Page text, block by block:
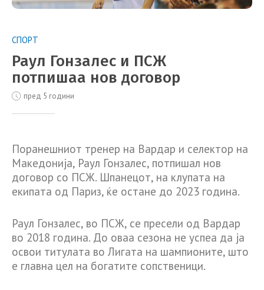
СПОРТ
Раул Гонзалес и ПСЖ
потпишаа нов договор
пред 5 години
Поранешниот тренер на Вардар и селектор на
Македонија, Раул Гонзалес, потпишал нов
договор со ПСЖ. Шпанецот, на клупата на
екипата од Париз, ќе остане до 2023 година.
Раул Гонзалес, во ПСЖ, се пресели од Вардар
во 2018 година. До оваа сезона не успеа да ја
освои титулата во Лигата на шампионите, што
е главна цел на богатите сопственици.